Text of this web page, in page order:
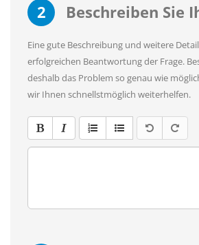
2 Beschreiben Sie
Eine gute Beschreibung und weitere
erfolgreichen Beantwortung der Frage.
deshalb das Problem so genau wie
wir Ihnen schnellstmöglich weiterhelfen.